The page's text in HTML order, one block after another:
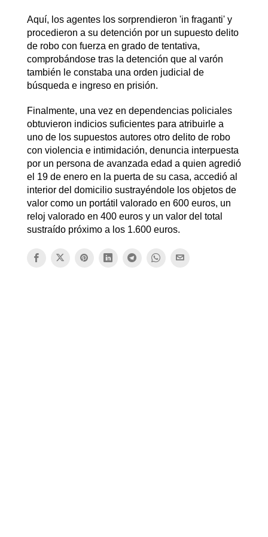
Aquí, los agentes los sorprendieron 'in fraganti' y
procedieron a su detención por un supuesto delito
de robo con fuerza en grado de tentativa,
comprobándose tras la detención que al varón
también le constaba una orden judicial de
búsqueda e ingreso en prisión.
Finalmente, una vez en dependencias policiales
obtuvieron indicios suficientes para atribuirle a
uno de los supuestos autores otro delito de robo
con violencia e intimidación, denuncia interpuesta
por un persona de avanzada edad a quien agredió
el 19 de enero en la puerta de su casa, accedió al
interior del domicilio sustrayéndole los objetos de
valor como un portátil valorado en 600 euros, un
reloj valorado en 400 euros y un valor del total
sustraído próximo a los 1.600 euros.